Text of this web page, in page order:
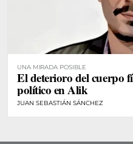
UNA MIRADA POSIBLE
El deterioro del cuerpo
político en Alik
JUAN SEBASTIÁN SÁNCHEZ